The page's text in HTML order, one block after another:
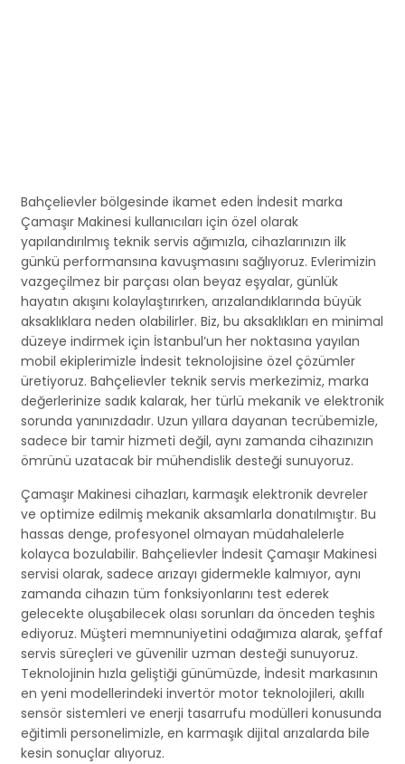
Bahçelievler bölgesinde ikamet eden İndesit marka
Çamaşır Makinesi kullanıcıları için özel olarak
yapılandırılmış teknik servis ağımızla, cihazlarınızın ilk
günkü performansına kavuşmasını sağlıyoruz. Evlerimizin
vazgeçilmez bir parçası olan beyaz eşyalar, günlük
hayatın akışını kolaylaştırırken, arızalandıklarında büyük
aksaklıklara neden olabilirler. Biz, bu aksaklıkları en minimal
düzeye indirmek için İstanbul’un her noktasına yayılan
mobil ekiplerimizle İndesit teknolojisine özel çözümler
üretiyoruz. Bahçelievler teknik servis merkezimiz, marka
değerlerinize sadık kalarak, her türlü mekanik ve elektronik
sorunda yanınızdadır. Uzun yıllara dayanan tecrübemizle,
sadece bir tamir hizmeti değil, aynı zamanda cihazınızın
ömrünü uzatacak bir mühendislik desteği sunuyoruz.
Çamaşır Makinesi cihazları, karmaşık elektronik devreler
ve optimize edilmiş mekanik aksamlarla donatılmıştır. Bu
hassas denge, profesyonel olmayan müdahalelerle
kolayca bozulabilir. Bahçelievler İndesit Çamaşır Makinesi
servisi olarak, sadece arızayı gidermekle kalmıyor, aynı
zamanda cihazın tüm fonksiyonlarını test ederek
gelecekte oluşabilecek olası sorunları da önceden teşhis
ediyoruz. Müşteri memnuniyetini odağımıza alarak, şeffaf
servis süreçleri ve güvenilir uzman desteği sunuyoruz.
Teknolojinin hızla geliştiği günümüzde, İndesit markasının
en yeni modellerindeki invertör motor teknolojileri, akıllı
sensör sistemleri ve enerji tasarrufu modülleri konusunda
eğitimli personelimizle, en karmaşık dijital arızalarda bile
kesin sonuçlar alıyoruz.